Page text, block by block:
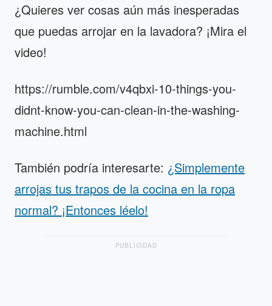
¿Quieres ver cosas aún más inesperadas
que puedas arrojar en la lavadora? ¡Mira el
video!
https://rumble.com/v4qbxi-10-things-you-
didnt-know-you-can-clean-in-the-washing-
machine.html
También podría interesarte: ¿Simplemente
arrojas tus trapos de la cocina en la ropa
normal? ¡Entonces léelo!
PUBLICIDAD